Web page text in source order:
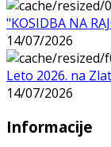
"KOSIDBA NA
14/07/2026
Leto 2026. na
14/07/2026
Informacije